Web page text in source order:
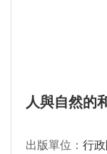
人與自然的
出版單位： 行